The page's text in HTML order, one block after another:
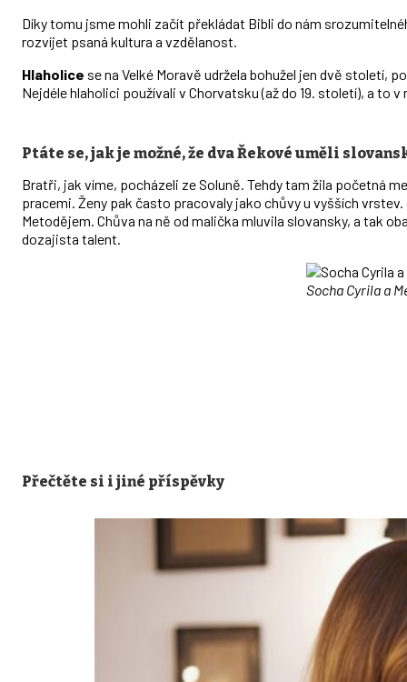
Díky tomu jsme mohli začít překládat Bibli do nám
rozvíjet psaná kultura a vzdělanost.
Hlaholice se na Velké Moravě udržela bohužel jen dvě století,
Nejdéle hlaholici používali v Chorvatsku (až do 19. století), a to
Ptáte se, jak je možné, že dva Řekové uměli
Bratři, jak víme, pocházeli ze Soluně. Tehdy tam žila početná
pracemi. Ženy pak často pracovaly jako chůvy u vyšších
Metodějem. Chůva na ně od malička mluvila slovansky, a tak
dozajista talent.
Socha Cyrila a
Přečtěte si i jiné příspěvky